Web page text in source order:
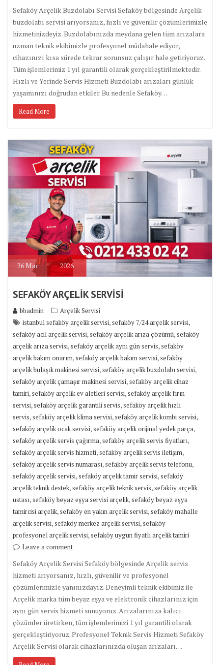
Sefaköy Arçelik Buzdolabı Servisi Sefaköy bölgesinde Arçelik
buzdolabı servisi arıyorsanız, hızlı ve güvenilir çözümlerimizle
hizmetinizdeyiz. Buzdolabınızda meydana gelen tüm arızalara
uzman teknik ekibimizle profesyonel müdahale ediyor,
cihazınızı kısa sürede tekrar sorunsuz çalışır hale getiriyoruz.
Tüm işlemlerimiz 1 yıl garantili olarak gerçekleştirilmektedir.
Hızlı ve Yerinde Servis Hizmeti Buzdolabı arızaları günlük
yaşamınızı doğrudan etkiler. Bu nedenle Sefaköy…
Read More
26Mar 2026
SEFAKÖY ARÇELİK SERVİSİ
bbadmin
Arçelik Servisi
istanbul sefaköy arçelik servisi,sefaköy 7/24 arçelik servisi,
sefaköy acil arçelik servisi,sefaköy arçelik arıza çözümü,sefaköy
arçelik arıza servisi,sefaköy arçelik aynı gün servis,sefaköy
arçelik bakım onarım,sefaköy arçelik bakım servisi,sefaköy
arçelik bulaşık makinesi servisi,sefaköy arçelik buzdolabı servisi,
sefaköy arçelik çamaşır makinesi servisi,sefaköy arçelik cihaz
tamiri,sefaköy arçelik ev aletleri servisi,sefaköy arçelik fırın
servisi,sefaköy arçelik garantili servis,sefaköy arçelik hızlı
servis,sefaköy arçelik klima servisi,sefaköy arçelik kombi servisi,
sefaköy arçelik ocak servisi,sefaköy arçelik orijinal yedek parça,
sefaköy arçelik servis çağırma,sefaköy arçelik servis fiyatları,
sefaköy arçelik servis hizmeti,sefaköy arçelik servis iletişim,
sefaköy arçelik servis numarası,sefaköy arçelik servis telefonu,
sefaköy arçelik servisi,sefaköy arçelik tamir servisi,sefaköy
arçelik teknik destek,sefaköy arçelik teknik servis,sefaköy arçelik
ustası,sefaköy beyaz eşya servisi arçelik,sefaköy beyaz eşya
tamircisi arçelik,sefaköy en yakın arçelik servisi,sefaköy mahalle
arçelik servisi,sefaköy merkez arçelik servisi,sefaköy
profesyonel arçelik servisi,sefaköy uygun fiyatlı arçelik tamiri
Leave a comment
Sefaköy Arçelik Servisi Sefaköy bölgesinde Arçelik servis
hizmeti arıyorsanız, hızlı, güvenilir ve profesyonel
çözümlerimizle yanınızdayız. Deneyimli teknik ekibimiz ile
Arçelik marka tüm beyaz eşya ve elektronik cihazlarınız için
aynı gün servis hizmeti sunuyoruz. Arızalarınıza kalıcı
çözümler üretirken, tüm işlemlerimizi 1 yıl garantili olarak
gerçekleştiriyoruz. Profesyonel Teknik Servis Hizmeti Sefaköy
Arçelik Servisi olarak cihazlarınızda oluşan arızaları…